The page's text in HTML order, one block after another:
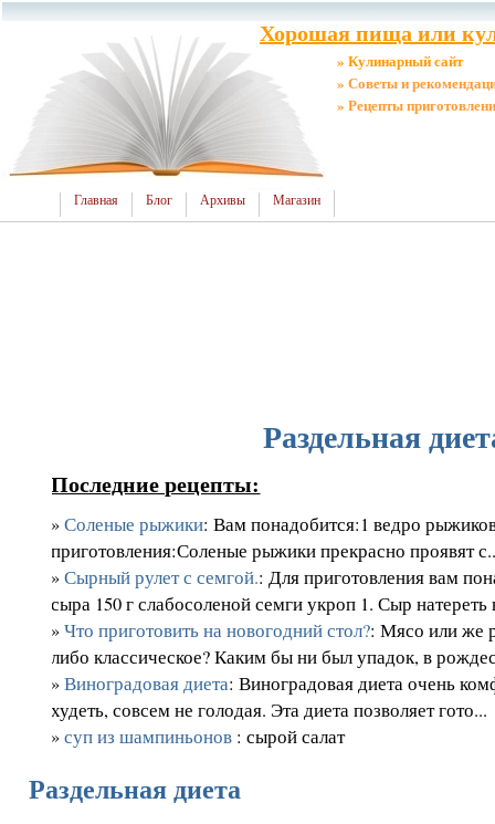
Хорошая пища или
» Кулинарный сайт
» Советы и
» Рецепты
Главная Блог Архивы Магазин
Раздельная
Последние рецепты:
»Соленые рыжики: Вам понадобится:1 ведро
приготовления:Соленые рыжики прекрасно проявят
»Сырный рулет с семгой.: Для приготовления вам
сыра 150 г слабосоленой семги укроп 1. Сыр натереть
»Что приготовить на новогодний стол?: Мясо или же
либо классическое? Каким бы ни был упадок, в
»Виноградовая диета: Виноградовая диета очень
худеть, совсем не голодая. Эта диета позволяет гото...
»суп из шампиньонов : сырой салат
Раздельная диета